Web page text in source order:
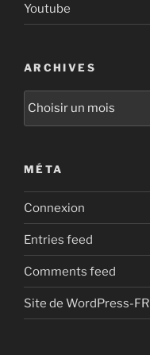
Youtube
ARCHIVES
Archives
MÉTA
Connexion
Entries feed
Comments feed
Site de WordPress-FR